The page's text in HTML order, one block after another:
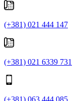
(+381) 021 444 147
(+381) 021 6339 731
(+381) 063 444 085